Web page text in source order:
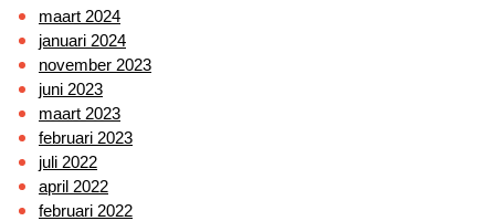
maart 2024
januari 2024
november 2023
juni 2023
maart 2023
februari 2023
juli 2022
april 2022
februari 2022